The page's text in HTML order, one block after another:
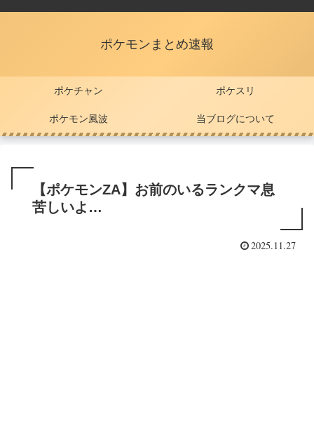
ポケモンまとめ速報
ポケチャン ポケスリ
ポケモン風波 当ブログについて
【ポケモンZA】お前のいるランクマ息
苦しいよ…
2025.11.27